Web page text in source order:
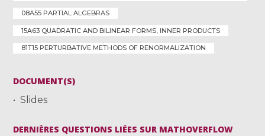
08A55 PARTIAL ALGEBRAS
15A63 QUADRATIC AND BILINEAR FORMS, INNER PRODUCTS
81T15 PERTURBATIVE METHODS OF RENORMALIZATION
DOCUMENT(S)
Slides
DERNIÈRES QUESTIONS LIÉES SUR MATHOVERFLOW